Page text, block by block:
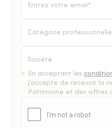
Catégorie
En acceptant les
j'accepte de recevoir la
Patrimoine et des offres